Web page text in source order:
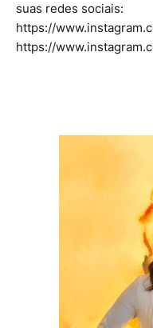
suas redes sociais:
https://
https://